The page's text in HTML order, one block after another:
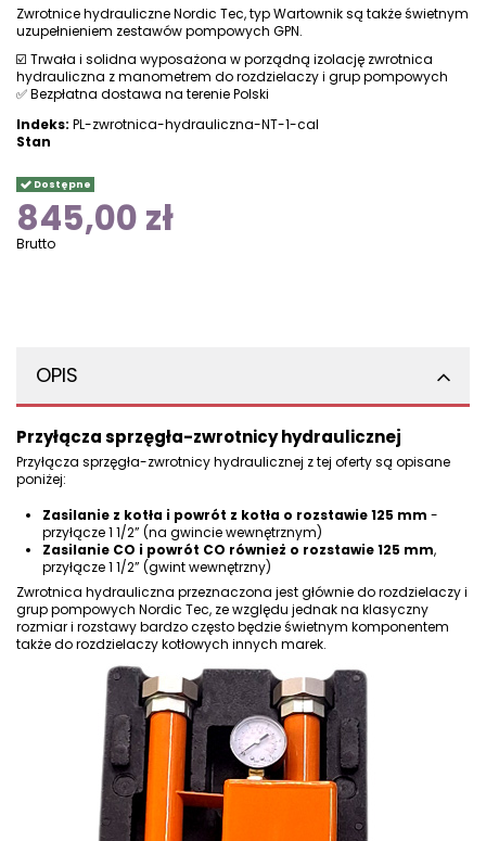
Zwrotnice hydrauliczne Nordic Tec, typ Wartownik są także świetnym
uzupełnieniem zestawów pompowych GPN.
☑️ Trwała i solidna wyposażona w porządną izolację zwrotnica
hydrauliczna z manometrem do rozdzielaczy i grup pompowych
✅ Bezpłatna dostawa na terenie Polski
Indeks: PL-zwrotnica-hydrauliczna-NT-1-cal
Stan
Dostępne
845,00 zł
Brutto
OPIS
Przyłącza sprzęgła-zwrotnicy hydraulicznej
Przyłącza sprzęgła-zwrotnicy hydraulicznej z tej oferty są opisane
poniżej:
Zasilanie z kotła i powrót z kotła o rozstawie 125 mm -
przyłącze 1 1/2” (na gwincie wewnętrznym)
Zasilanie CO i powrót CO również o rozstawie 125 mm,
przyłącze 1 1/2” (gwint wewnętrzny)
Zwrotnica hydrauliczna przeznaczona jest głównie do rozdzielaczy i
grup pompowych Nordic Tec, ze względu jednak na klasyczny
rozmiar i rozstawy bardzo często będzie świetnym komponentem
takżedo rozdzielaczy kotłowych innych marek.